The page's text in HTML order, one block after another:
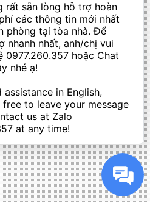
rất sẵn lòng hỗ trợ hoàn
các thông tin mới nhất
phòng tại tòa nhà. Để
nhanh nhất, anh/chị vui
0977.260.357 hoặc Chat
nhé ạ!
assistance in English,
free to leave your message
at any time!